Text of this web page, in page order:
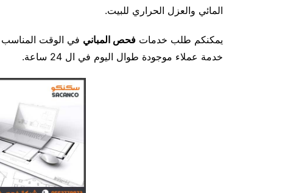
المائي والعزل الحراري للبيت.
يمكنكم طلب خدمات فحص المباني
خدمة عملاء موجودة طوال اليوم في ال 24 ساعة.